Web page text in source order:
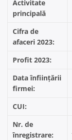
Activitate
principală
Cifra de
afaceri 2023:
Profit 2023:
Data înființării
firmei:
CUI:
Nr. de
înregistrare: